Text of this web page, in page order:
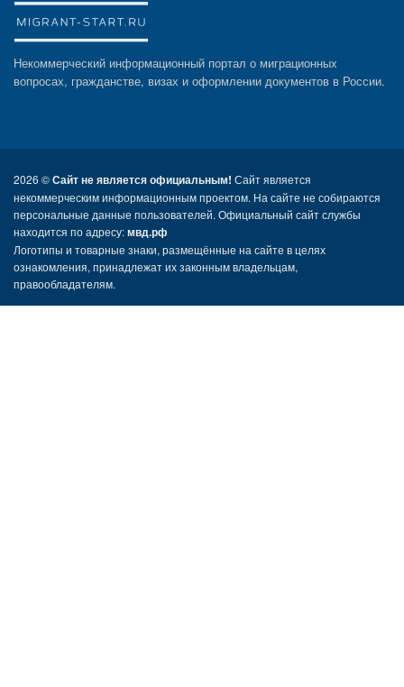
Некоммерческий информационный портал о миграционных
вопросах, гражданстве, визах и оформлении документов в России.
2026 ©Сайт не является официальным! Сайт является
некоммерческим информационным проектом. На сайте не собираются
персональные данные пользователей. Официальный сайт службы
находится по адресу:мвд.рф
Логотипы и товарные знаки, размещённые на сайте в целях
ознакомления, принадлежат их законным владельцам,
правообладателям.